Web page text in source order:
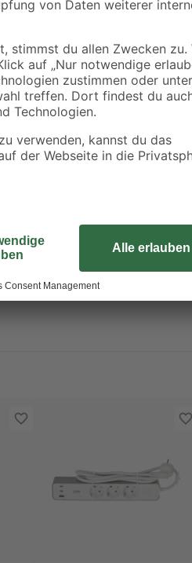
Technische Geräte wie
häufig per USB-Schnittstelle mit
zu vier Geräte gleichzeitig auf. Dazu
ein und schließen Sie daraufhin die
dass die Eingangsspannung des